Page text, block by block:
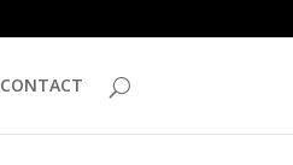
CONTACT